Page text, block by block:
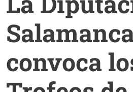
convoca